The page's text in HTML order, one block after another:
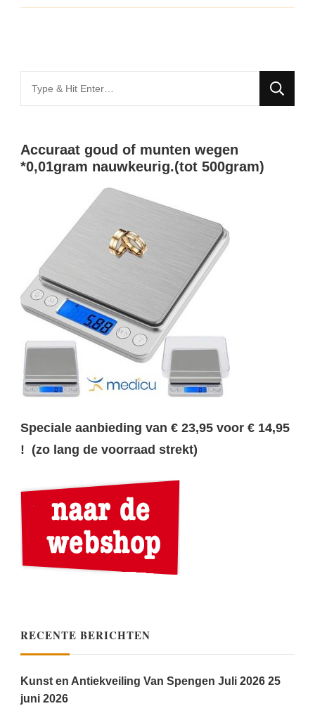
for
Accuraat goud of munten wegen
*0,01gram nauwkeurig.(tot 500gram)
Speciale aanbieding van € 23,95 voor € 14,95
! (zo lang de voorraad strekt)
RECENTE BERICHTEN
Kunst en Antiekveiling Van Spengen Juli 2026 25
juni 2026